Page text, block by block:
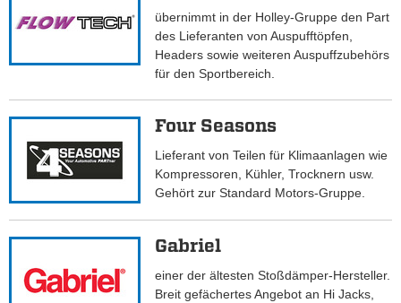
übernimmt in der Holley-Gruppe den Part
des Lieferanten von Auspufftöpfen,
Headers sowie weiteren Auspuffzubehörs
für den Sportbereich.
Four Seasons
Lieferant von Teilen für Klimaanlagen wie
Kompressoren, Kühler, Trocknern usw.
Gehört zur Standard Motors-Gruppe.
Gabriel
einer der ältesten Stoßdämper-Hersteller.
Breit gefächertes Angebot an Hi Jacks,